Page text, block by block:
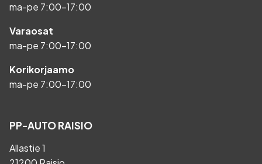
ma-pe 7:00-17:00
Varaosat
ma-pe 7:00-17:00
Korikorjaamo
ma-pe 7:00-17:00
PP-AUTO RAISIO
Allastie 1